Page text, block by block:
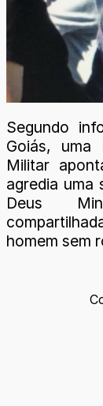
Segundo
Goiás, uma
Militar
agredia uma
Deus
homem sem